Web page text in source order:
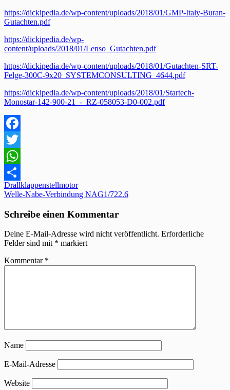
https://dickipedia.de/wp-content/uploads/2018/01/GMP-Italy-Buran-
Gutachten.pdf
https://dickipedia.de/wp-
content/uploads/2018/01/Lenso_Gutachten.pdf
https://dickipedia.de/wp-content/uploads/2018/01/Gutachten-SRT-
Felge-300C-9x20_SYSTEMCONSULTING_4644.pdf
https://dickipedia.de/wp-content/uploads/2018/01/Startech-
Monostar-142-900-21_-_RZ-058053-D0-002.pdf
Facebook
Twitter
WhatsApp
Teilen
Beitragsnavigation
Drallklappenstellmotor
Welle-Nabe-Verbindung NAG1/722.6
Schreibe einen Kommentar
Deine E-Mail-Adresse wird nicht veröffentlicht. Erforderliche
Felder sind mit * markiert
Kommentar *
Name
E-Mail-Adresse
Website